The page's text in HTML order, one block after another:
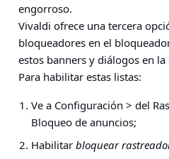
engorroso.
Vivaldi ofrece una tercera
bloqueadores en el
estos banners y diálogos en
Para habilitar estas listas:
Ve a Configuración > del
Bloqueo de anuncios;
Habilitar bloquear